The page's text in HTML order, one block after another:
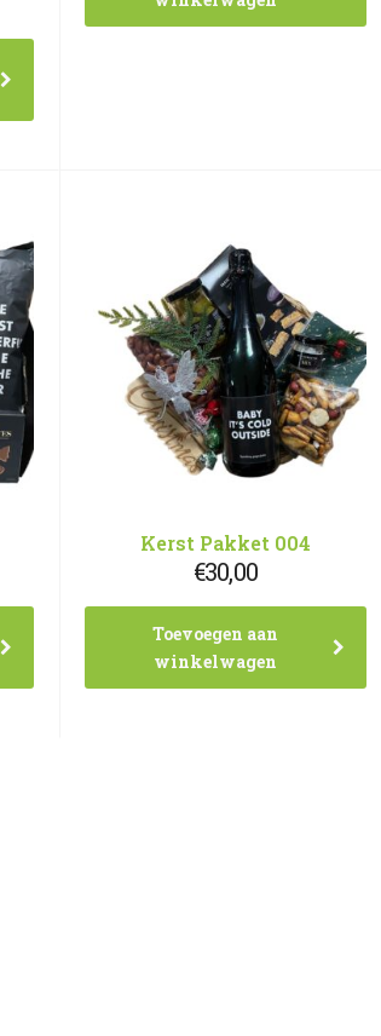
Kerst Pakket 004
€30,00
Toevoegen aan
winkelwagen